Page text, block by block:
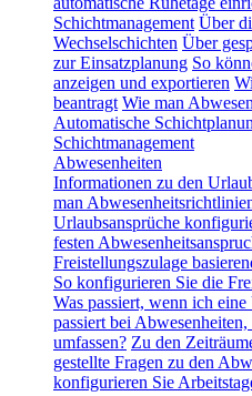
Schichtmanagement Über
Wechselschichten Über
zur Einsatzplanung So
anzeigen und exportieren
beantragt Wie man
Automatische
Schichtmanagement
Abwesenheiten
Informationen zu den
man
Urlaubsansprüche
festen
Freistellungszulage
So konfigurieren Sie die
Was passiert, wenn ich
passiert bei
umfassen? Zu den
gestellte Fragen zu den
konfigurieren Sie